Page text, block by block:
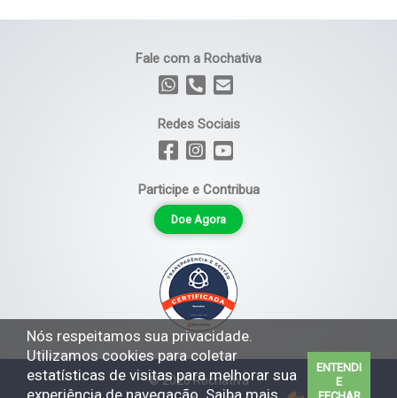
Fale com a Rochativa
Redes Sociais
Participe e Contribua
Doe Agora
© 2026 Rochativa
Nós respeitamos sua privacidade.
Utilizamos cookies para coletar
estatísticas de visitas para melhorar sua
experiência de navegação. Saiba mais
ENTENDI
E